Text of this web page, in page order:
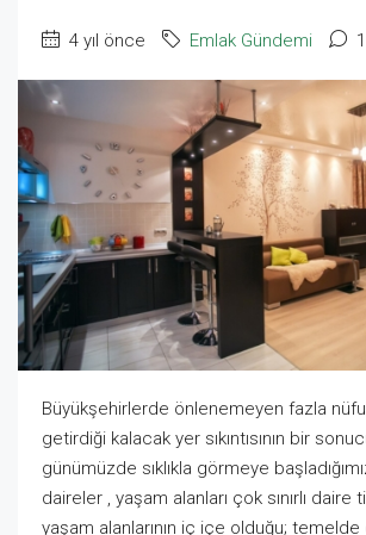
4 yıl önce Emlak Gündemi 1
Büyükşehirlerde önlenemeyen fazla nüfus
getirdiği kalacak yer sıkıntısının bir
günümüzde sıklıkla görmeye
daireler
, yaşam alanları çok sınırlı
yaşam alanlarının iç içe olduğu; temelde